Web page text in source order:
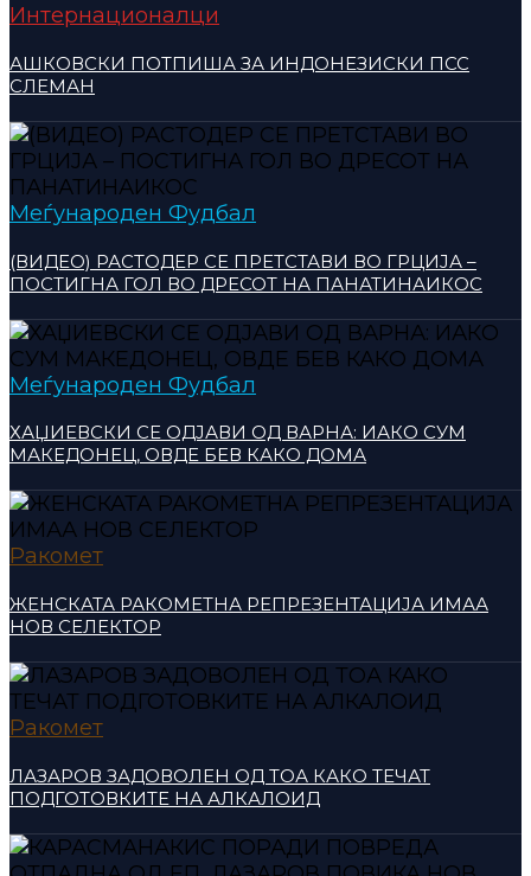
Интернационалци
АШКОВСКИ ПОТПИША ЗА ИНДОНЕЗИСКИ ПСС
СЛЕМАН
Меѓународен Фудбал
(ВИДЕО) РАСТОДЕР СЕ ПРЕТСТАВИ ВО ГРЦИЈА –
ПОСТИГНА ГОЛ ВО ДРЕСОТ НА ПАНАТИНАИКОС
Меѓународен Фудбал
ХАЏИЕВСКИ СЕ ОДЈАВИ ОД ВАРНА: ИАКО СУМ
МАКЕДОНЕЦ, ОВДЕ БЕВ КАКО ДОМА
Ракомет
ЖЕНСКАТА РАКОМЕТНА РЕПРЕЗЕНТАЦИЈА ИМАА
НОВ СЕЛЕКТОР
Ракомет
ЛАЗАРОВ ЗАДОВОЛЕН ОД ТОА КАКО ТЕЧАТ
ПОДГОТОВКИТЕ НА АЛКАЛОИД